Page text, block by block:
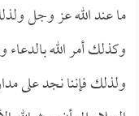
ما عند الله عز وجل
وكذلك أمر الله بالدعاء
ولذلك فإننا نجد على